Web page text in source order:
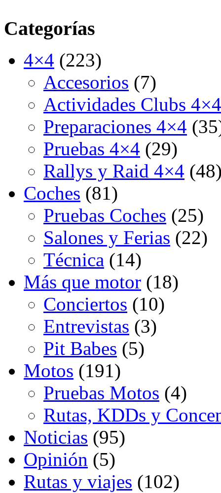
Categorías
4×4 (223)
Accesorios (7)
Actividades Clubs 4×4
Preparaciones 4×4
Pruebas 4×4 (29)
Rallys y Raid 4×4
Coches (81)
Pruebas Coches (25)
Salones y Ferias (22)
Técnica (14)
Más que motor (18)
Conciertos (10)
Entrevistas (3)
Pit Babes (5)
Motos (191)
Pruebas Motos (4)
Rutas, KDDs y
Noticias (95)
Opinión (5)
Rutas y viajes (102)